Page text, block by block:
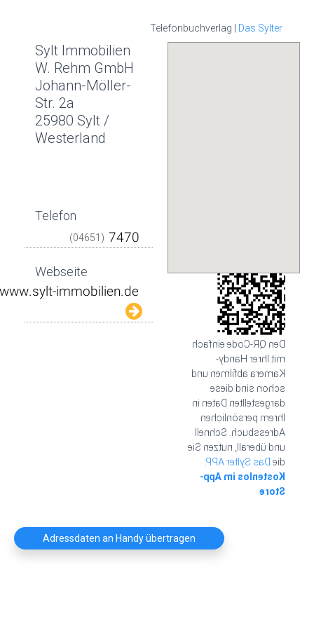
Telefonbuchverlag | Das Sylter
Sylt Immobilien
W. Rehm GmbH
Johann-Möller-
Str. 2a
25980 Sylt /
Westerland
Telefon
(04651)
Webseite
Den QR-Code einfach
mit Ihrer Handy-
Kamera abfilmen und
schon sind diese
dargestellten Daten in
Ihrem persönlichen
Adressbuch. Schnell
und überall, nutzen Sie
die
Das Sylter APP.
Kostenlos im App-
Store
Adressdaten an Handy übertragen